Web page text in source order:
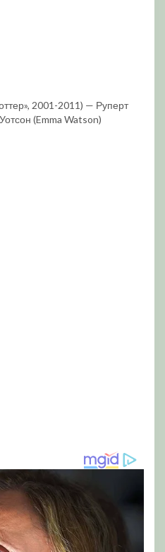
2001-2011) — Руперт
(Emma Watson)